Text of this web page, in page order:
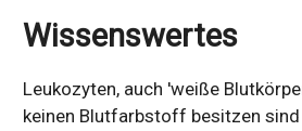
Wissenswertes
Leukozyten, auch 'weiße
keinen Blutfarbstoff besitzen